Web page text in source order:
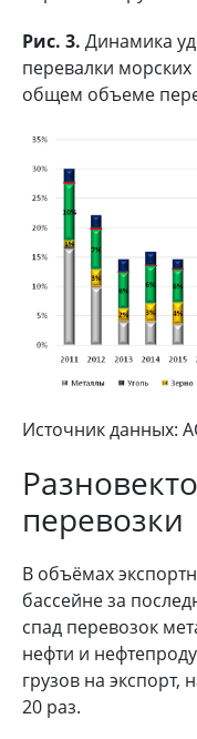
Рис. 3. Динамика
перевалки
общем объеме
Источник данных:
перевозки
В объёмах
бассейне за
спад перевозок
нефти и
грузов на экспорт,
20 раз.